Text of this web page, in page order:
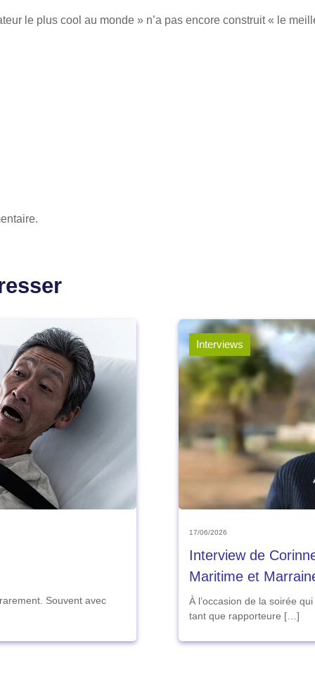
le plus cool au monde » n’a pas encore construit « le
Souvent avec
Interviews
17/06/2026
Interview de
Maritime et
À l’occasion de la soirée
tant que rapporteure […]